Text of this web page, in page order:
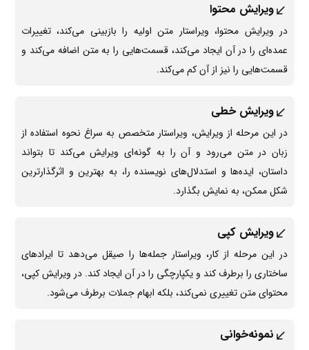
ویرایش محتوا
در ویرایش محتوا، ویراستار متن اولیه را بازبینی می‌کند، تغییرات
عمده‌ای را در آن ایجاد می‌کند، قسمت‌هایی را به متن اضافه می‌کند و
قسمت‌هایی را نیز از آن کم می‌کند.
ویرایش خطی
در این مرحله از ویرایش، ویراستار متخصص به سراغ نحوه استفاده از
زبان در متن می‌رود و آن را به گونه‌ای ویرایش می‌کند تا بتواند
داستان، ایده‌ها و استدلال‌های نویسنده را، به بهترین و اثرگذارترین
شکل ممکن، به نمایش بگذارد.
ویرایش کپی
در این مرحله از کار، ویراستار جمله‌ها را صیقل می‌دهد تا ایرادهای
ساختاری را برطرف کند و یکپارچگی را در آن ایجاد کند. در ویرایش کپی،
محتوای متن تغییری نمی‌کند، بلکه ابهام جملات برطرف می‌شود.
نمونه‌خوانی